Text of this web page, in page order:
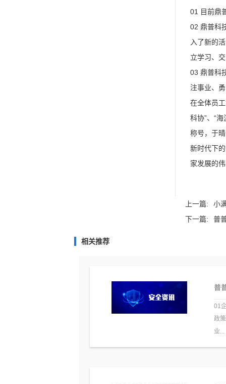
01 目前鼎
02 鼎普科
入了新的
立学习、
03 鼎普科
注事业、
在全体员
科协”、“
称号，于
新时代下
家发展的
上一篇:
小
下一篇:
普
相关推荐
普
01
政
业...